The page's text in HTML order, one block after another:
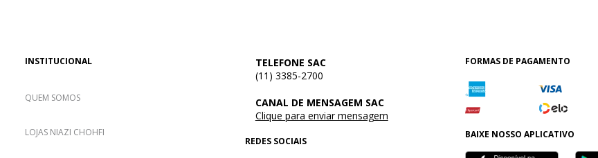
INSTITUCIONAL
QUEM SOMOS
LOJAS NIAZI CHOHFI
TELEFONE SAC
(11) 3385-2700
CANAL DE MENSAGEM SAC
Clique para enviar mensagem
REDES SOCIAIS
FORMAS DE PAGAMENTO
BAIXE NOSSO APLICATIVO